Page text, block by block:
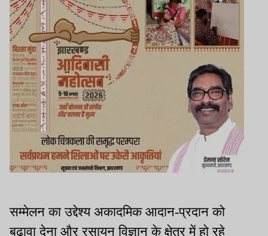
सम्मेलन का उद्देश्य अकादमिक आदान-प्रदान को
बढ़ावा देना और रसायन विज्ञान के क्षेत्र में हो रहे